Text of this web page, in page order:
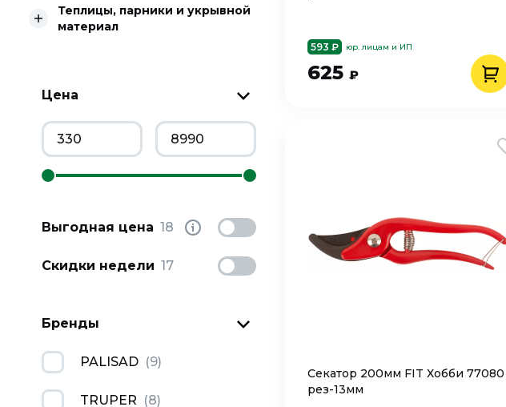
Теплицы, парники и укрывной
материал
Цена
Выгодная цена 18
Скидки недели 17
Бренды
PALISAD (9)
TRUPER (8)
593 ₽ юр. лицам и ИП
625 ₽
Секатор 200мм FIT Хобби 77080
рез-13мм